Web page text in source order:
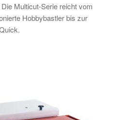
Multicut-Serie reicht vom
Hobbybastler bis zur